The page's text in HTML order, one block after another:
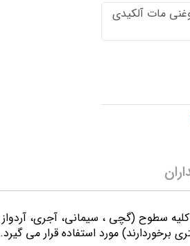
مات آلکیدی
کلیه سطوح (گچی ، سیمانی، آجری،